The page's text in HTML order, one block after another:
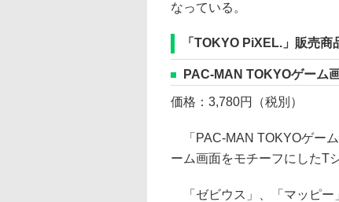
なっている。
「TOKYO PiXEL.」販売商
PAC-MAN TOKYOゲーム
価格：3,780円（税別）
「PAC-MAN TOKYOゲー
ーム画面をモチーフにしたT
「ゼビウス」、「マッピー